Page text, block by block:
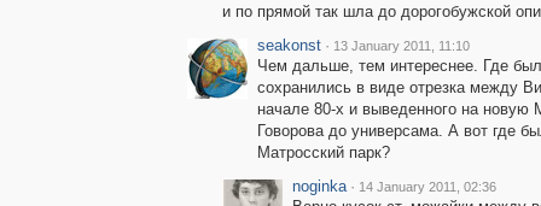
и по прямой так шла до дорогобужской
seakonst · 13 January 2011, 11:10
Чем дальше, тем интереснее. Где
сохранились в виде отрезка между
начале 80-х и выведенного на новую
Говорова до универсама. А вот где
Матросский парк?
noginka · 14 January 2011, 02:36